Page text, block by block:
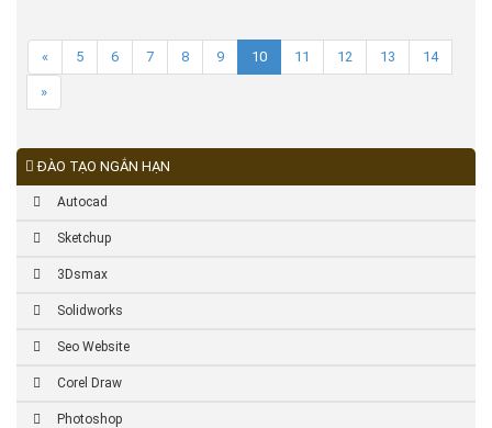
« 5 6 7 8 9 10 11 12 13 14
»
ĐÀO TẠO NGẮN HẠN
Autocad
Sketchup
3Dsmax
Solidworks
Seo Website
Corel Draw
Photoshop